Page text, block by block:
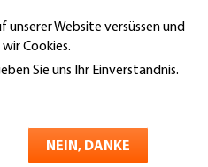
unserer Website versüssen und
Cookies.
Sie uns Ihr Einverständnis.
NEIN, DANKE
GmbH